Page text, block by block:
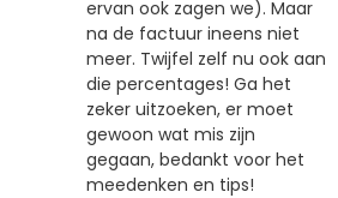
ervan ook zagen we). Maar
na de factuur ineens niet
meer. Twijfel zelf nu ook aan
die percentages! Ga het
zeker uitzoeken, er moet
gewoon wat mis zijn
gegaan, bedankt voor het
meedenken en tips!